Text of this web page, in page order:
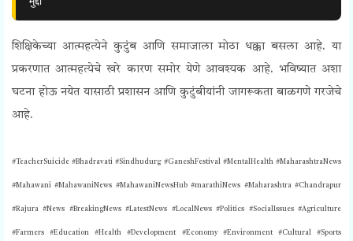
शिक्षिकेच्या आत्महत्येने कुटुंब आणि समाजाला मोठा धक्का बसला आहे. या
प्रकरणात आत्महत्येचे खरे कारण समोर येणे आवश्यक आहे. भविष्यात अशा
घटना होऊ नयेत यासाठी प्रशासन आणि कुटुंबीयांनी जागरूकता बाळगणे गरजेचे
आहे.
#TeacherSuicide #Bhadravati #Sindhudurg #GaneshFestival #MentalHealth #MaharashtraNews
#Mahawani #MahawaniNews #MahawaniNewsHub #marathiNews #Maharashtra #Chandrapur
#Rajura #News #BreakingNews #LatestNews #LocalNews #Politics #SocialIssues #Agriculture
#Farmers #Education #Health #Development #Economy #Environment #Cultural #Sports